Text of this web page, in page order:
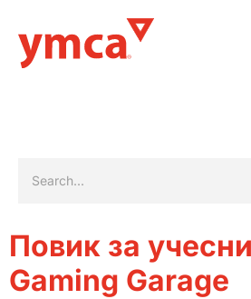
Повик за
Gaming Garage